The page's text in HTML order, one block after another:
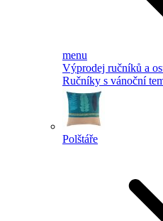
menu
Výprodej ručníků a
Ručníky s vánoční
Polštáře